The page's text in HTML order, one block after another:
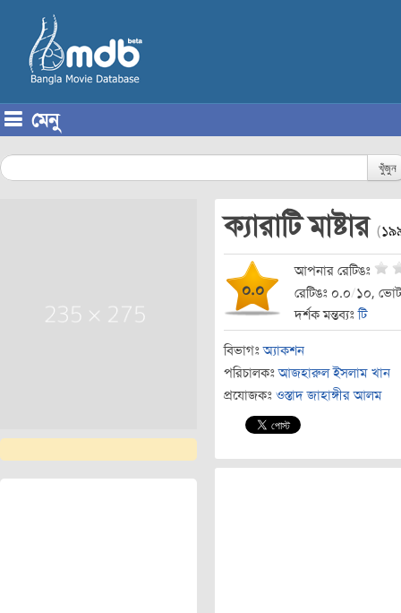
মেনু
খুঁজুন
ক্যারাটি মাষ্টার (
০.০
আপনার রেটিঙঃ
রেটিঙঃ ০.০/১০,
দর্শক মন্তব্যঃটি
বিভাগঃ অ্যাকশন
পরিচালকঃ আজহারুল ইসলাম খান
প্রযোজকঃ ওস্তাদ জাহাঙ্গীর আলম